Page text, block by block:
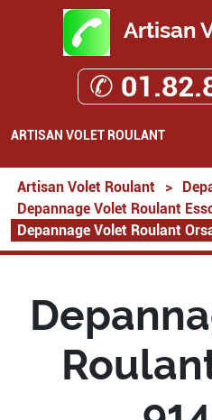
Artisan
✆
ARTISAN VOLET ROULANT
Artisan Volet Roulant >
Depannage Volet Roulant
Depannage Volet Roulant